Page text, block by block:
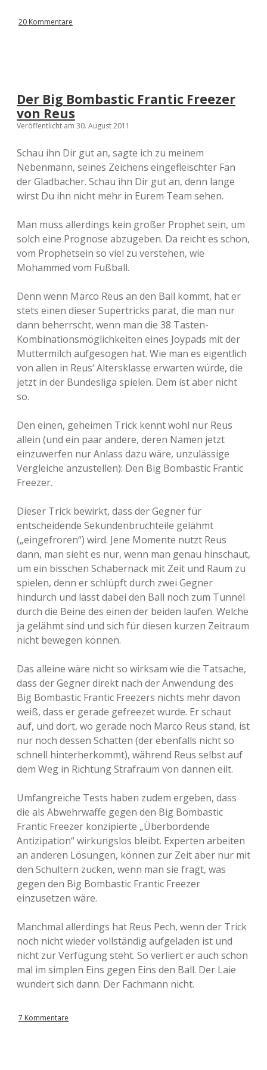
20 Kommentare
Der Big Bombastic Frantic Freezer
von Reus
Veröffentlicht am 30. August 2011
Schau ihn Dir gut an, sagte ich zu meinem
Nebenmann, seines Zeichens eingefleischter Fan
der Gladbacher. Schau ihn Dir gut an, denn lange
wirst Du ihn nicht mehr in Eurem Team sehen.
Man muss allerdings kein großer Prophet sein, um
solch eine Prognose abzugeben. Da reicht es schon,
vom Prophetsein so viel zu verstehen, wie
Mohammed vom Fußball.
Denn wenn Marco Reus an den Ball kommt, hat er
stets einen dieser Supertricks parat, die man nur
dann beherrscht, wenn man die 38 Tasten-
Kombinationsmöglichkeiten eines Joypads mit der
Muttermilch aufgesogen hat. Wie man es eigentlich
von allen in Reus‘ Altersklasse erwarten würde, die
jetzt in der Bundesliga spielen. Dem ist aber nicht
so.
Den einen, geheimen Trick kennt wohl nur Reus
allein (und ein paar andere, deren Namen jetzt
einzuwerfen nur Anlass dazu wäre, unzulässige
Vergleiche anzustellen): Den Big Bombastic Frantic
Freezer.
Dieser Trick bewirkt, dass der Gegner für
entscheidende Sekundenbruchteile gelähmt
(„eingefroren“) wird. Jene Momente nutzt Reus
dann, man sieht es nur, wenn man genau hinschaut,
um ein bisschen Schabernack mit Zeit und Raum zu
spielen, denn er schlüpft durch zwei Gegner
hindurch und lässt dabei den Ball noch zum Tunnel
durch die Beine des einen der beiden laufen. Welche
ja gelähmt sind und sich für diesen kurzen Zeitraum
nicht bewegen können.
Das alleine wäre nicht so wirksam wie die Tatsache,
dass der Gegner direkt nach der Anwendung des
Big Bombastic Frantic Freezers nichts mehr davon
weiß, dass er gerade gefreezet wurde. Er schaut
auf, und dort, wo gerade noch Marco Reus stand, ist
nur noch dessen Schatten (der ebenfalls nicht so
schnell hinterherkommt), während Reus selbst auf
dem Weg in Richtung Strafraum von dannen eilt.
Umfangreiche Tests haben zudem ergeben, dass
die als Abwehrwaffe gegen den Big Bombastic
Frantic Freezer konzipierte „Überbordende
Antizipation“ wirkungslos bleibt. Experten arbeiten
an anderen Lösungen, können zur Zeit aber nur mit
den Schultern zucken, wenn man sie fragt, was
gegen den Big Bombastic Frantic Freezer
einzusetzen wäre.
Manchmal allerdings hat Reus Pech, wenn der Trick
noch nicht wieder vollständig aufgeladen ist und
nicht zur Verfügung steht. So verliert er auch schon
mal im simplen Eins gegen Eins den Ball. Der Laie
wundert sich dann. Der Fachmann nicht.
7 Kommentare